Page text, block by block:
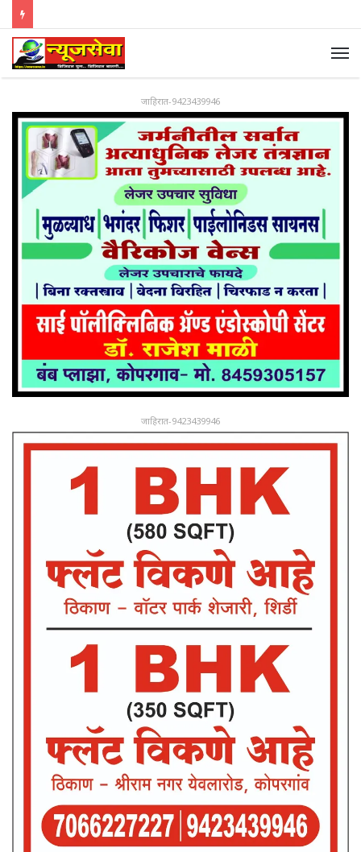
जाहिरात-9423439946
जाहिरात-9423439946